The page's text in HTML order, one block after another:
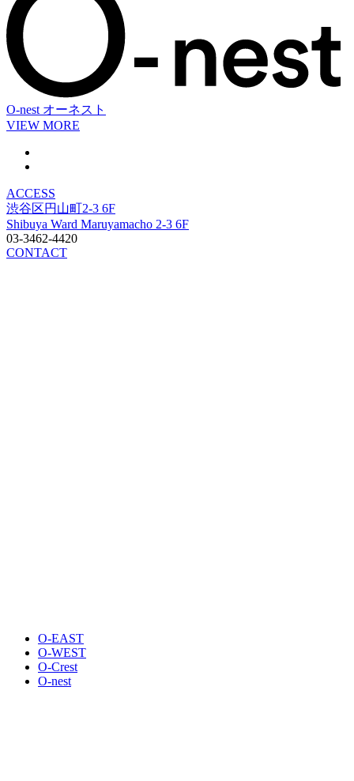
O-nest オーネスト
VIEW MORE
ACCESS
渋谷区円山町2-3 6F
Shibuya Ward Maruyamacho 2-3 6F
03-3462-4420
CONTACT
O-EAST
O-WEST
O-Crest
O-nest